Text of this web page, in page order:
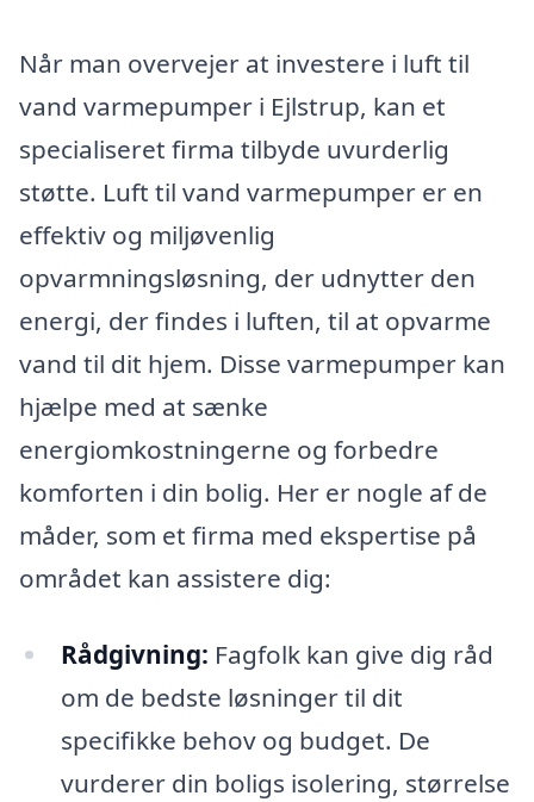
Når man overvejer at investere i luft til
vand varmepumper i Ejlstrup, kan et
specialiseret firma tilbyde uvurderlig
støtte. Luft til vand varmepumper er en
effektiv og miljøvenlig
opvarmningsløsning, der udnytter den
energi, der findes i luften, til at opvarme
vand til dit hjem. Disse varmepumper kan
hjælpe med at sænke
energiomkostningerne og forbedre
komforten i din bolig. Her er nogle af de
måder, som et firma med ekspertise på
området kan assistere dig:
Rådgivning: Fagfolk kan give dig råd
om de bedste løsninger til dit
specifikke behov og budget. De
vurderer din boligs isolering, størrelse